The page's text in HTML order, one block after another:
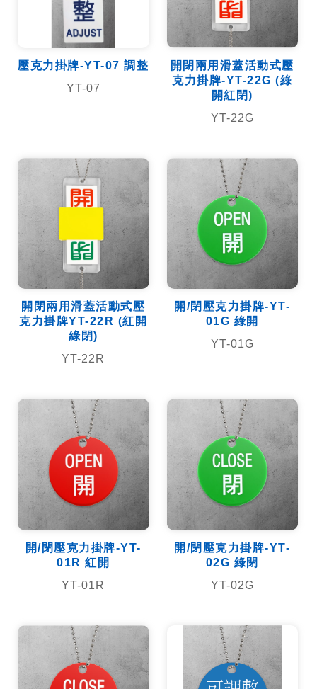
壓克力掛牌-YT-07 調整
YT-07
開閉兩用滑蓋活動式壓
克力掛牌-YT-22G (綠
開紅閉)
YT-22G
開閉兩用滑蓋活動式壓
克力掛牌YT-22R (紅開
綠閉)
YT-22R
開/閉壓克力掛牌-YT-
01G 綠開
YT-01G
開/閉壓克力掛牌-YT-
01R 紅開
YT-01R
開/閉壓克力掛牌-YT-
02G 綠閉
YT-02G